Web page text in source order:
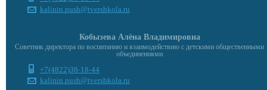
kalinin.push@tvershkola.ru
Кобызева Алёна Владимировна
Советник директора по воспитанию и взаимодействию с детскими общественными
объединениями
+7(4822)38-18-44
kalinin.push@tvershkola.ru